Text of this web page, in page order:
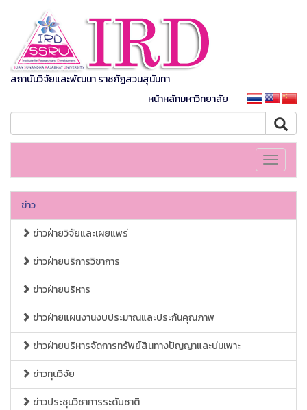
สถาบันวิจัยและพัฒนา ราชภัฏสวนสุนันทา
หน้าหลักมหาวิทยาลัย
Toggle
ข่าว
ข่าวฝ่ายวิจัยและเผยแพร่
ข่าวฝ่ายบริการวิชาการ
ข่าวฝ่ายบริหาร
ข่าวฝ่ายแผนงานงบประมาณและประกันคุณภาพ
ข่าวฝ่ายบริหารจัดการทรัพย์สินทางปัญญาและบ่มเพาะ
ข่าวทุนวิจัย
ข่าวประชุมวิชาการระดับชาติ